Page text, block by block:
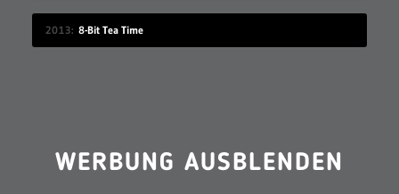
2013 8-Bit Tea Time
WERBUNG AUSBLENDEN